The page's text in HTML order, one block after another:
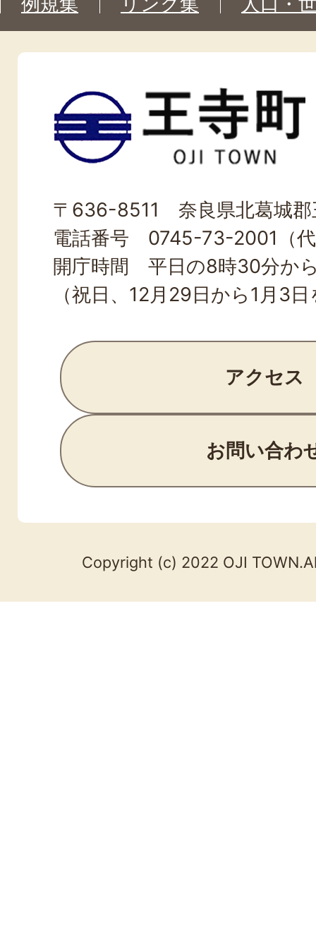
王
寺
町
TOWN
〒636-8511 奈良県北葛城郡
電話番号 0745-73-2001（
開庁時間 平日の8時30分か
（祝日、12月29日から1月3
アクセス
お問い合わ
Copyright (c) 2022 OJI